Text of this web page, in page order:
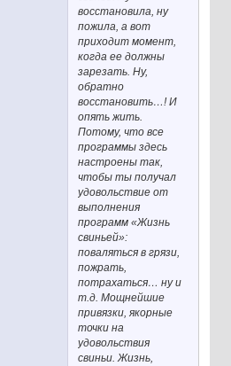
восстановила, ну
пожила, а вот
приходит момент,
когда ее должны
зарезать. Ну,
обратно
восстановить…! И
опять жить.
Потому, что все
программы здесь
настроены так,
чтобы ты получал
удовольствие от
выполнения
программ «Жизнь
свиньей»:
поваляться в грязи,
пожрать,
потрахаться… ну и
т.д. Мощнейшие
привязки, якорные
точки на
удовольствия
свиньи. Жизнь,